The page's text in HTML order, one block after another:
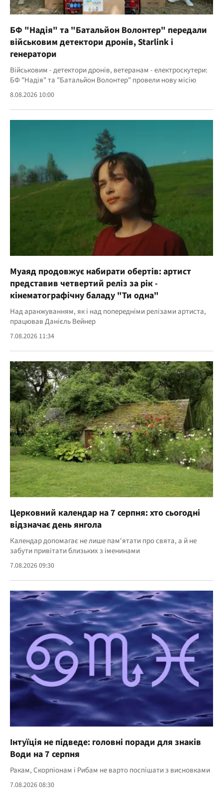
БФ "Надія" та "Батальйон Волонтер" передали
військовим детектори дронів, Starlink і
генератори
Військовим - детектори дронів, ветеранам - електроскутери:
БФ "Надія" та "Батальйон Волонтер" провели нову місію
8.08.2026 10:00
Муаяд продовжує набирати обертів: артист
представив четвертий реліз за рік -
кінематографічну баладу "Ти одна"
Над аранжуванням, як і над попередніми релізами артиста,
працював Данієль Вейнер
7.08.2026 11:34
Церковний календар на 7 серпня: хто сьогодні
відзначає день янгола
Календар допомагає не лише пам'ятати про свята, а й не
забути привітати близьких з іменинами
7.08.2026 09:30
Інтуїція не підведе: головні поради для знаків
Води на 7 серпня
Ракам, Скорпіонам і Рибам не варто поспішати з висновками
7.08.2026 08:30